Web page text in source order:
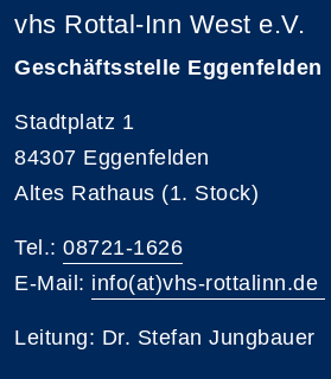
vhs Rottal-Inn West e.V.
Geschäftsstelle Eggenfelden
Stadtplatz 1
84307 Eggenfelden
Altes Rathaus (1. Stock)
Tel.: 08721-1626
E-Mail: info(at)vhs-rottalinn.de
Leitung: Dr. Stefan Jungbauer